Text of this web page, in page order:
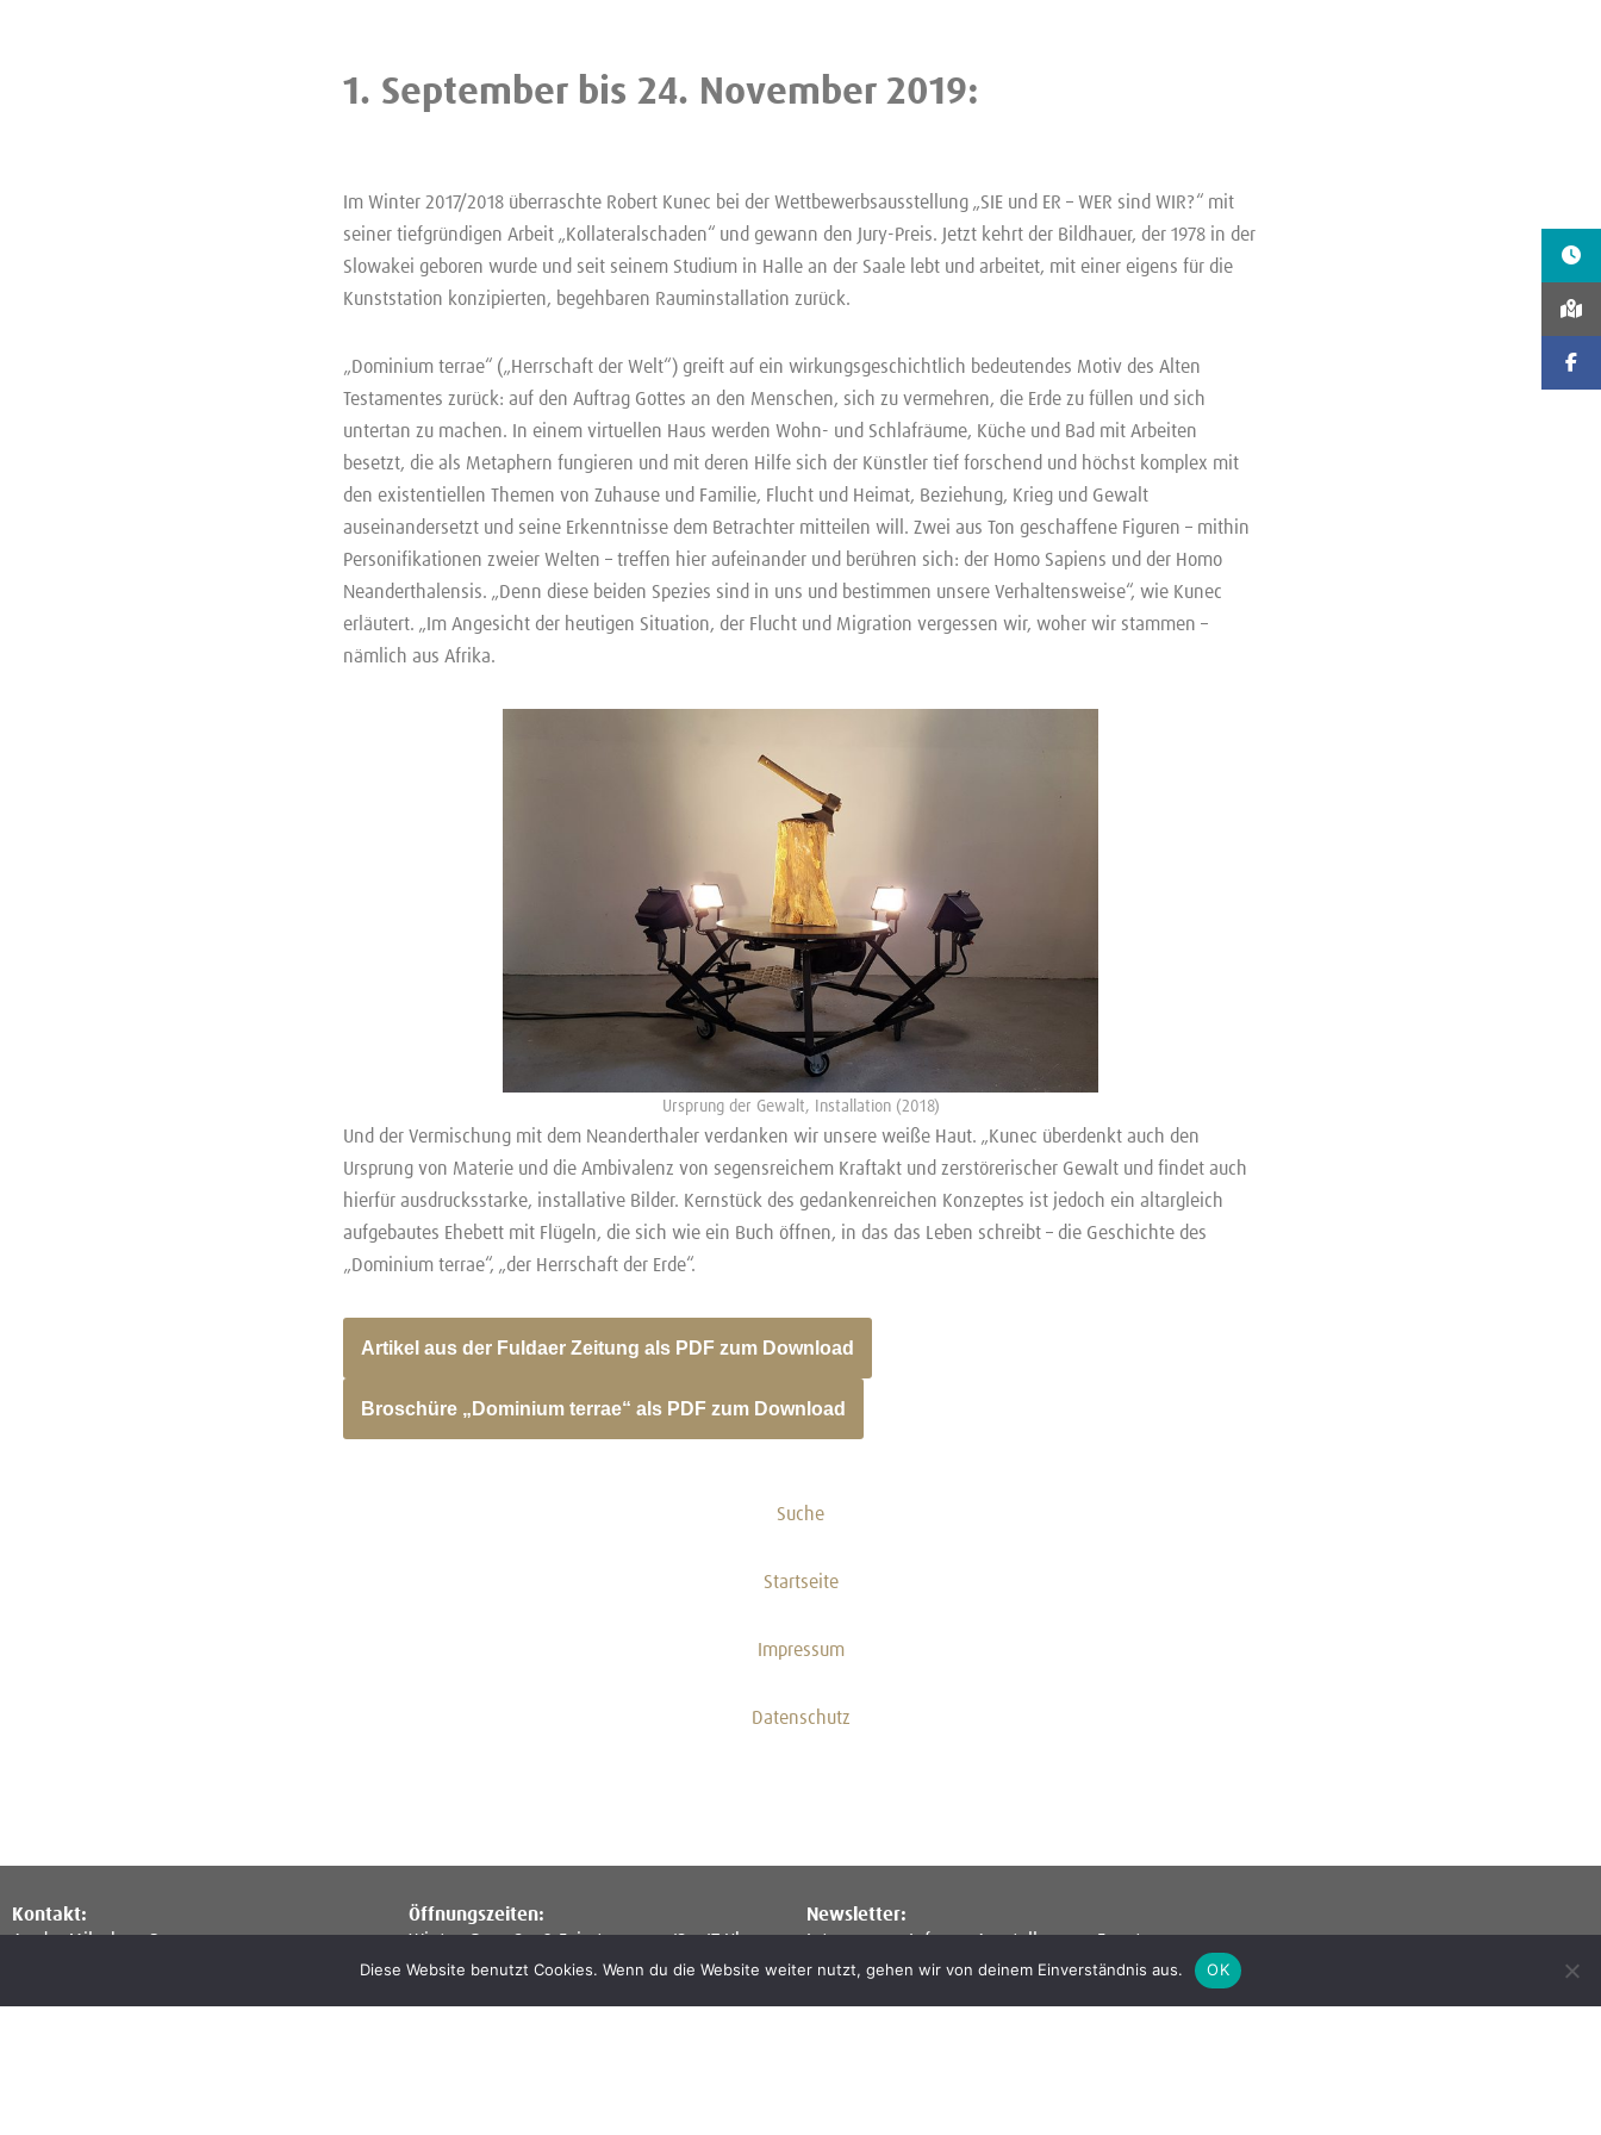
1. September bis 24. November 2019:
Im Winter 2017/2018 überraschte Robert Kunec bei der Wettbewerbsausstellung „SIE und ER – WER sind WIR?“ mit
seiner tiefgründigen Arbeit „Kollateralschaden“ und gewann den Jury-Preis. Jetzt kehrt der Bildhauer, der 1978 in der
Slowakei geboren wurde und seit seinem Studium in Halle an der Saale lebt und arbeitet, mit einer eigens für die
Kunststation konzipierten, begehbaren Rauminstallation zurück.
„Dominium terrae“ („Herrschaft der Welt“) greift auf ein wirkungsgeschichtlich bedeutendes Motiv des Alten
Testamentes zurück: auf den Auftrag Gottes an den Menschen, sich zu vermehren, die Erde zu füllen und sich
untertan zu machen. In einem virtuellen Haus werden Wohn- und Schlafräume, Küche und Bad mit Arbeiten
besetzt, die als Metaphern fungieren und mit deren Hilfe sich der Künstler tief forschend und höchst komplex mit
den existentiellen Themen von Zuhause und Familie, Flucht und Heimat, Beziehung, Krieg und Gewalt
auseinandersetzt und seine Erkenntnisse dem Betrachter mitteilen will. Zwei aus Ton geschaffene Figuren – mithin
Personifikationen zweier Welten – treffen hier aufeinander und berühren sich: der Homo Sapiens und der Homo
Neanderthalensis. „Denn diese beiden Spezies sind in uns und bestimmen unsere Verhaltensweise“, wie Kunec
erläutert. „Im Angesicht der heutigen Situation, der Flucht und Migration vergessen wir, woher wir stammen –
nämlich aus Afrika.
Ursprung der Gewalt, Installation (2018)
Und der Vermischung mit dem Neanderthaler verdanken wir unsere weiße Haut. „Kunec überdenkt auch den
Ursprung von Materie und die Ambivalenz von segensreichem Kraftakt und zerstörerischer Gewalt und findet auch
hierfür ausdrucksstarke, installative Bilder. Kernstück des gedankenreichen Konzeptes ist jedoch ein altargleich
aufgebautes Ehebett mit Flügeln, die sich wie ein Buch öffnen, in das das Leben schreibt – die Geschichte des
„Dominium terrae“, „der Herrschaft der Erde“.
Artikel aus der Fuldaer Zeitung als PDF zum Download
Broschüre „Dominium terrae“ als PDF zum Download
Suche
Startseite
Impressum
Datenschutz
Kontakt:
An der Milseburg 2
Öffnungszeiten:
Winter: Do. – So. & Feiertage von 13 – 17 Uhr
Sommer: Di. – So. & Feiertage von 13 – 18 Uhr
Newsletter:
Interesse an Infos zu Ausstellungen, Events
oder zur Artothek? Einfach eine Mail schreiben
Diese Website benutzt Cookies. Wenn du die Website weiter nutzt, gehen wir von deinem Einverständnis aus. OK